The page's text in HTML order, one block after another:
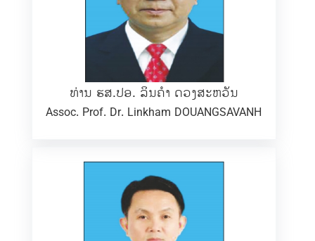
ທ່ານ ຮສ.ປອ. ລິນຄຳ ດວງສະຫວັນ
Assoc. Prof. Dr. Linkham DOUANGSAVANH